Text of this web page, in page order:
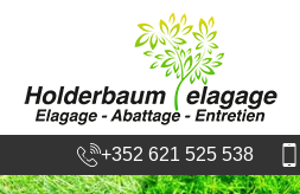
+352 621 525 538